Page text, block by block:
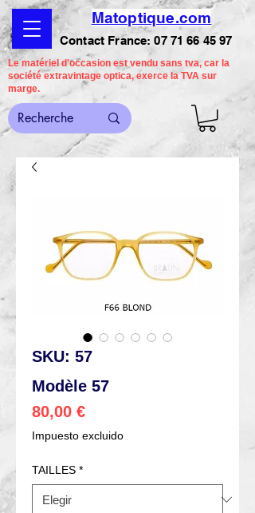
Matoptique.com
Contact France:07 71 66 45 97
Le matériel d'occasion est vendu sans tva, car la
société extravintage optica, exerce la TVA sur
marge.
SKU: 57
Modèle 57
80,00 €Precio
Impuesto excluido
TAILLES *